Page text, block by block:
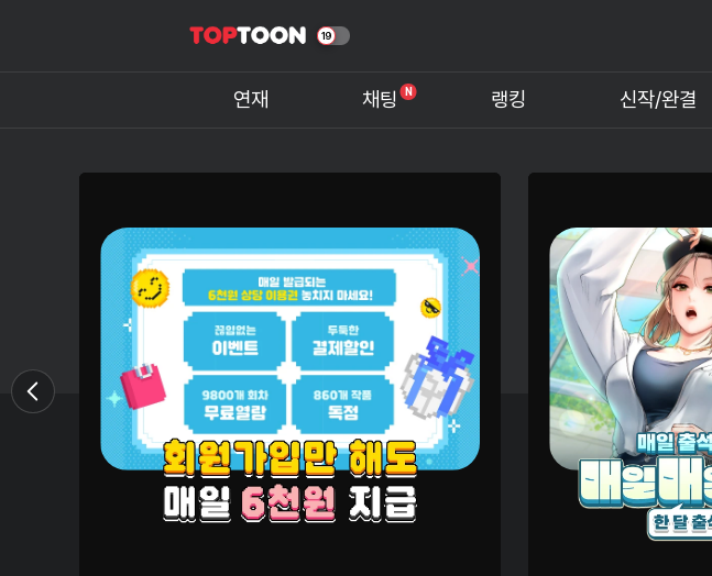
연재 채팅 N 랭킹 신작/완결